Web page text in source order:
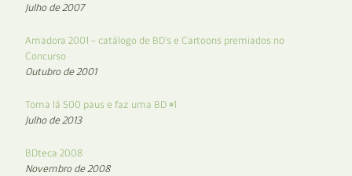
Julho de 2007
Amadora 2001 – catálogo de BD’s e Cartoons premiados no
Concurso
Outubro de 2001
Toma lá 500 paus e faz uma BD #1
Julho de 2013
BDteca 2008
Novembro de 2008